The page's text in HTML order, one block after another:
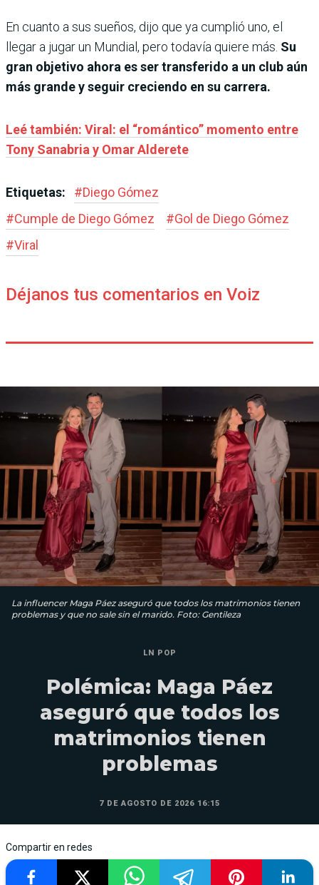
En cuanto a sus sueños, dijo que ya cumplió uno, el
llegar a jugar un Mundial, pero todavía quiere más. Su
gran objetivo ahora es ser transferido a un club aún
más grande y seguir creciendo en su carrera.
Leé también: Viral: el “romántico” momento entre
Tony Sanabria y Omar Alderete
Etiquetas: #Diego Gómez
#Cumple de Diego Gómez #Gol de Diego Gómez
#Viral
Déjanos tus comentarios en Voiz
La influencer Maga Páez aseguró que todos los matrimonios tienen
problemas y que no sale sin el marido. Foto: Gentileza
LN POP
Polémica: Maga Páez
aseguró que todos los
matrimonios tienen
problemas
7 DE AGOSTO DE 2026 16:15
Compartir en redes